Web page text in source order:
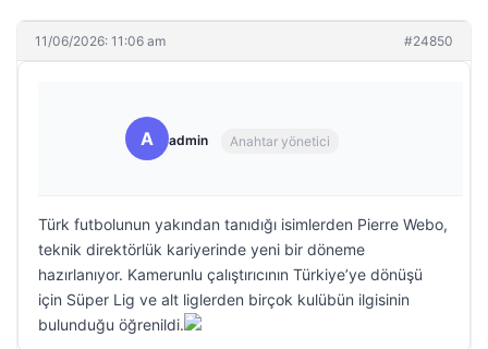
11/06/2026: 11:06 am #24850
A admin Anahtar yönetici
Türk futbolunun yakından tanıdığı isimlerden Pierre Webo,
teknik direktörlük kariyerinde yeni bir döneme
hazırlanıyor. Kamerunlu çalıştırıcının Türkiye’ye dönüşü
için Süper Lig ve alt liglerden birçok kulübün ilgisinin
bulunduğu öğrenildi.